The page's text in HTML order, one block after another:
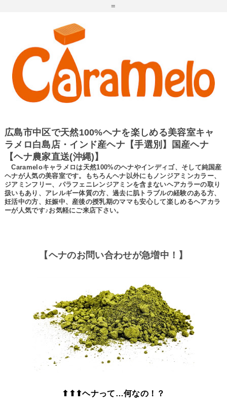
=
広島市中区で天然100%ヘナを楽しめる美容室キャ
ラメロ白島店・インド産ヘナ【手選別】国産ヘナ
【ヘナ農家直送(沖縄)】
Carameloキャラメロは天然100%のヘナやインディゴ、そして純国産
ヘナが人気の美容室です。もちろんヘナ以外にもノンジアミンカラー、
ジアミンフリー、パラフェニレンジアミンを含まないヘアカラーの取り
扱いもあり、アレルギー体質の方、過去に肌トラブルの経験のある方、
妊活中の方、妊娠中、産後の授乳期のママも安心して楽しめるヘアカラ
ーが人気です♪お気軽にご来店下さい。
【ヘナのお問い合わせが急増中！】
⬆⬆⬆ヘナって…何なの！？